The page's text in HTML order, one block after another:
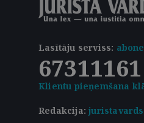
Lasītāju serviss:
67311161
Klientu pieņemšana
Redakcija: